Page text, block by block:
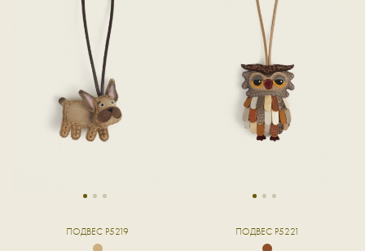
1 2 3
ПОДВЕС P5219
1 2 3
ПОДВЕС P5221